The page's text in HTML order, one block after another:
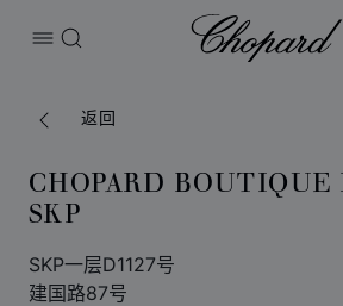
打开菜单
搜索
Chopard
返回
CHOPARD
SKP
SKP一层D1127号
建国路87号